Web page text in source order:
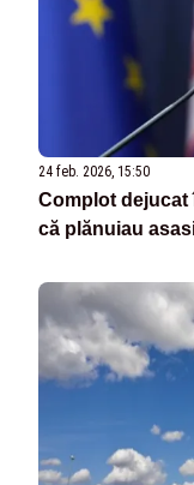
24 feb. 2026, 15:50
Complot dejucat
că plănuiau